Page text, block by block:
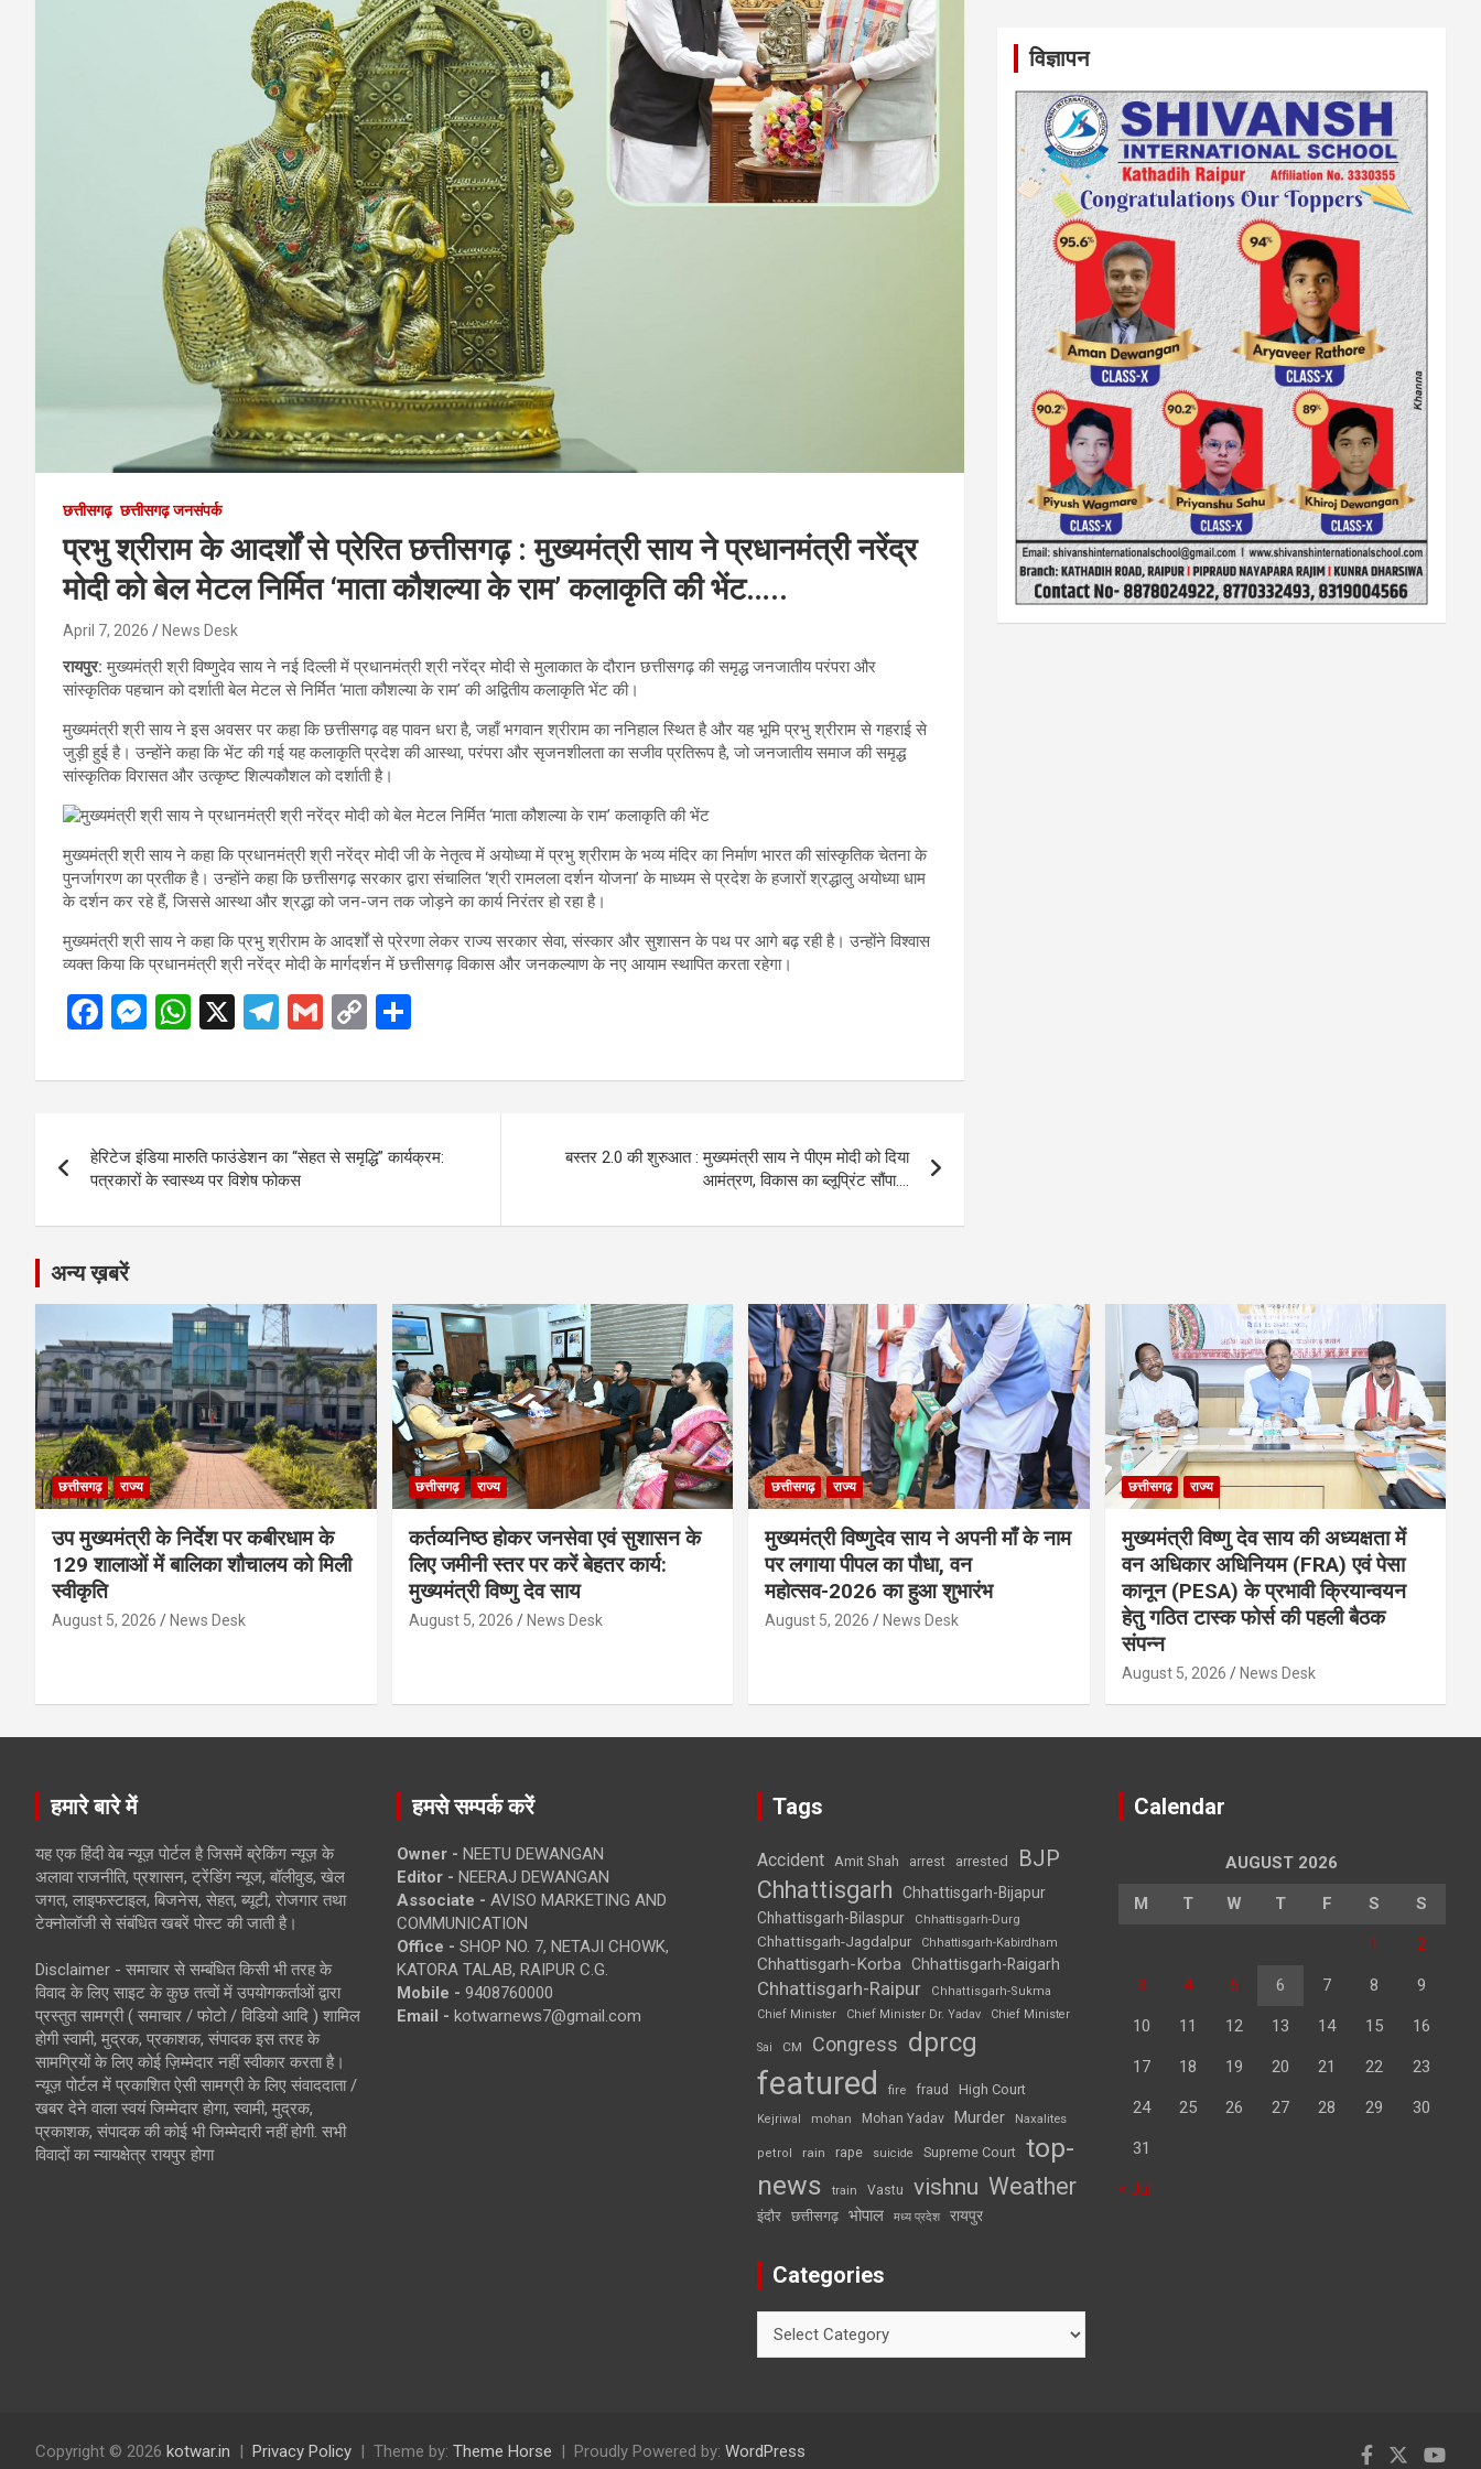
छत्तीसगढ़ छत्तीसगढ़ जनसंपर्क
प्रभु श्रीराम के आदर्शों से प्रेरित छत्तीसगढ़ : मुख्यमंत्री साय ने प्रधानमंत्री नरेंद्र
मोदी को बेल मेटल निर्मित ‘माता कौशल्या के राम’ कलाकृति की भेंट…..
April 7, 2026 News Desk
रायपुर: मुख्यमंत्री श्री विष्णुदेव साय ने नई दिल्ली में प्रधानमंत्री श्री नरेंद्र मोदी से मुलाकात के दौरान छत्तीसगढ़ की समृद्ध जनजातीय परंपरा और
सांस्कृतिक पहचान को दर्शाती बेल मेटल से निर्मित ‘माता कौशल्या के राम’ की अद्वितीय कलाकृति भेंट की।
मुख्यमंत्री श्री साय ने इस अवसर पर कहा कि छत्तीसगढ़ वह पावन धरा है, जहाँ भगवान श्रीराम का ननिहाल स्थित है और यह भूमि प्रभु श्रीराम से गहराई से
जुड़ी हुई है। उन्होंने कहा कि भेंट की गई यह कलाकृति प्रदेश की आस्था, परंपरा और सृजनशीलता का सजीव प्रतिरूप है, जो जनजातीय समाज की समृद्ध
सांस्कृतिक विरासत और उत्कृष्ट शिल्पकौशल को दर्शाती है।
मुख्यमंत्री श्री साय ने कहा कि प्रधानमंत्री श्री नरेंद्र मोदी जी के नेतृत्व में अयोध्या में प्रभु श्रीराम के भव्य मंदिर का निर्माण भारत की सांस्कृतिक चेतना के
पुनर्जागरण का प्रतीक है। उन्होंने कहा कि छत्तीसगढ़ सरकार द्वारा संचालित ‘श्री रामलला दर्शन योजना’ के माध्यम से प्रदेश के हजारों श्रद्धालु अयोध्या धाम
के दर्शन कर रहे हैं, जिससे आस्था और श्रद्धा को जन-जन तक जोड़ने का कार्य निरंतर हो रहा है।
मुख्यमंत्री श्री साय ने कहा कि प्रभु श्रीराम के आदर्शों से प्रेरणा लेकर राज्य सरकार सेवा, संस्कार और सुशासन के पथ पर आगे बढ़ रही है। उन्होंने विश्वास
व्यक्त किया कि प्रधानमंत्री श्री नरेंद्र मोदी के मार्गदर्शन में छत्तीसगढ़ विकास और जनकल्याण के नए आयाम स्थापित करता रहेगा।
F
ce
o
o
k
M
se
g
er
W
at
A
p
p
X
T
e
a
m
G
ail
C
py
n
ar
navigation
हेरिटेज इंडिया मारुति फाउंडेशन का “सेहत से समृद्धि” कार्यक्रम:
पत्रकारों के स्वास्थ्य पर विशेष फोकस
बस्तर 2.0 की शुरुआत : मुख्यमंत्री साय ने पीएम मोदी को दिया
आमंत्रण, विकास का ब्लूप्रिंट सौंपा….
विज्ञापन
अन्य ख़बरें
छत्तीसगढ़ राज्य
उप मुख्यमंत्री के निर्देश पर कबीरधाम के
129 शालाओं में बालिका शौचालय को मिली
स्वीकृति
August 5, 2026 News Desk
छत्तीसगढ़ राज्य
कर्तव्यनिष्ठ होकर जनसेवा एवं सुशासन के
लिए जमीनी स्तर पर करें बेहतर कार्य:
मुख्यमंत्री विष्णु देव साय
August 5, 2026 News Desk
छत्तीसगढ़ राज्य
मुख्यमंत्री विष्णुदेव साय ने अपनी माँ के नाम
पर लगाया पीपल का पौधा, वन
महोत्सव-2026 का हुआ शुभारंभ
August 5, 2026 News Desk
छत्तीसगढ़ राज्य
मुख्यमंत्री विष्णु देव साय की अध्यक्षता में
वन अधिकार अधिनियम (FRA) एवं पेसा
कानून (PESA) के प्रभावी क्रियान्वयन
हेतु गठित टास्क फोर्स की पहली बैठक
संपन्न
August 5, 2026 News Desk
हमारे बारे में
यह एक हिंदी वेब न्यूज़ पोर्टल है जिसमें ब्रेकिंग न्यूज़ के
अलावा राजनीति, प्रशासन, ट्रेंडिंग न्यूज, बॉलीवुड, खेल
जगत, लाइफस्टाइल, बिजनेस, सेहत, ब्यूटी, रोजगार तथा
टेक्नोलॉजी से संबंधित खबरें पोस्ट की जाती है।
Disclaimer - समाचार से सम्बंधित किसी भी तरह के
विवाद के लिए साइट के कुछ तत्वों में उपयोगकर्ताओं द्वारा
प्रस्तुत सामग्री ( समाचार / फोटो / विडियो आदि ) शामिल
होगी स्वामी, मुद्रक, प्रकाशक, संपादक इस तरह के
सामग्रियों के लिए कोई ज़िम्मेदार नहीं स्वीकार करता है।
न्यूज़ पोर्टल में प्रकाशित ऐसी सामग्री के लिए संवाददाता /
खबर देने वाला स्वयं जिम्मेदार होगा, स्वामी, मुद्रक,
प्रकाशक, संपादक की कोई भी जिम्मेदारी नहीं होगी. सभी
विवादों का न्यायक्षेत्र रायपुर होगा
हमसे सम्पर्क करें
Owner - NEETU DEWANGAN
Editor - NEERAJ DEWANGAN
Associate - AVISO MARKETING AND
COMMUNICATION
Office - SHOP NO. 7, NETAJI CHOWK,
KATORA TALAB, RAIPUR C.G.
Mobile - 9408760000
Email - kotwarnews7@gmail.com
Tags
Accident Amit Shah arrest arrested BJP
Chhattisgarh
Chhattisgarh-Bijapur
Chhattisgarh-Bilaspur
Chhattisgarh-Durg
Chhattisgarh-Jagdalpur Chhattisgarh-Kabirdham
Chhattisgarh-Korba Chhattisgarh-Raigarh
Chhattisgarh-Raipur
Chhattisgarh-Sukma
Chief Minister
Chief Minister Dr. Yadav Chief Minister
Sai CM Congress dprcg
featured fire fraud High Court
Kejriwal mohan Mohan Yadav Murder Naxalites
petrol rain rape suicide Supreme Court top-
news
train Vastu vishnu Weather
इंदौर छत्तीसगढ़ भोपाल मध्य प्रदेश रायपुर
Categories
Calendar
AUGUST 2026
M T W T F S S
1 2
3 4 5 6 7 8 9
10 11 12 13 14 15 16
17 18 19 20 21 22 23
24 25 26 27 28 29 30
31
« Jul
Copyright © 2026 kotwar.in Privacy Policy Theme by: Theme Horse Proudly Powered by: WordPress